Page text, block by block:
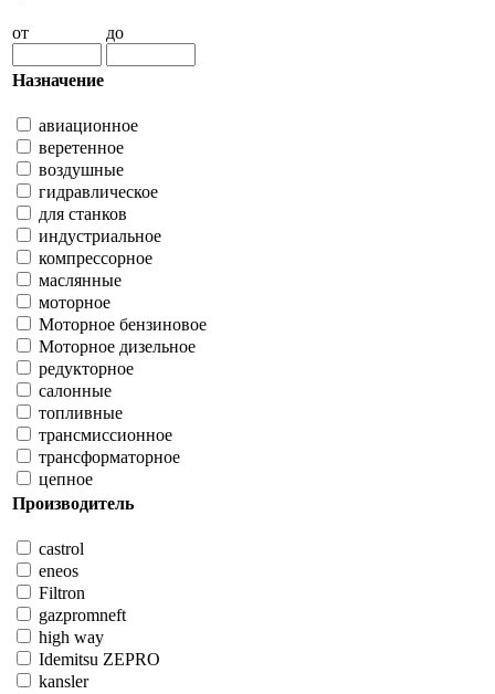
от до
Назначение
авиационное
веретенное
воздушные
гидравлическое
для станков
индустриальное
компрессорное
маслянные
моторное
Моторное бензиновое
Моторное дизельное
редукторное
салонные
топливные
трансмиссионное
трансформаторное
цепное
Производитель
castrol
eneos
Filtron
gazpromneft
high way
Idemitsu ZEPRO
kansler